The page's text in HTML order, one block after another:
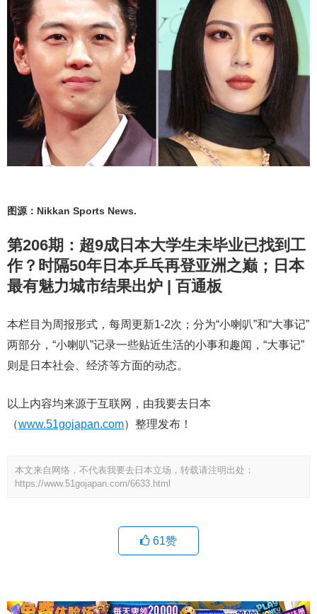
图源：Nikkan Sports News.
第206期：超9成日本大学生未毕业已找到工
作？时隔50年日本乒乓再登亚洲之巅；日本
最有魅力城市结果出炉 | 百通板
本栏目为周报形式，每周更新1-2次；分为“小喇叭”和“大事记”
两部分，“小喇叭”记录一些贴近生活的小事和趣闻，“大事记”
则是日本社会、经济等方面的动态。
以上内容均来源于互联网，由我要去日本
（www.51gojapan.com）整理发布！
本文来自网络，不代表我要去日本立场，转载请注明出处：
https://www.51gojapan.com/6633.html
61赞